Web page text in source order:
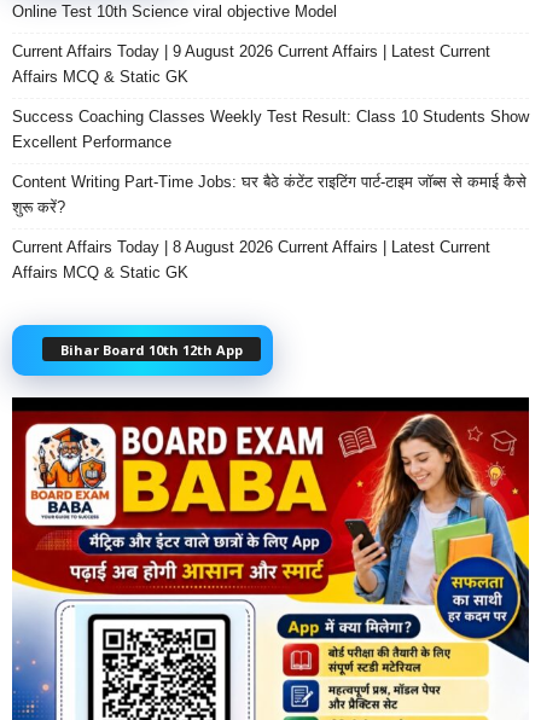
Online Test 10th Science viral objective Model
Current Affairs Today | 9 August 2026 Current Affairs | Latest Current
Affairs MCQ & Static GK
Success Coaching Classes Weekly Test Result: Class 10 Students Show
Excellent Performance
Content Writing Part-Time Jobs: घर बैठे कंटेंट राइटिंग पार्ट-टाइम जॉब्स से कमाई कैसे
शुरू करें?
Current Affairs Today | 8 August 2026 Current Affairs | Latest Current
Affairs MCQ & Static GK
Bihar Board 10th 12th App